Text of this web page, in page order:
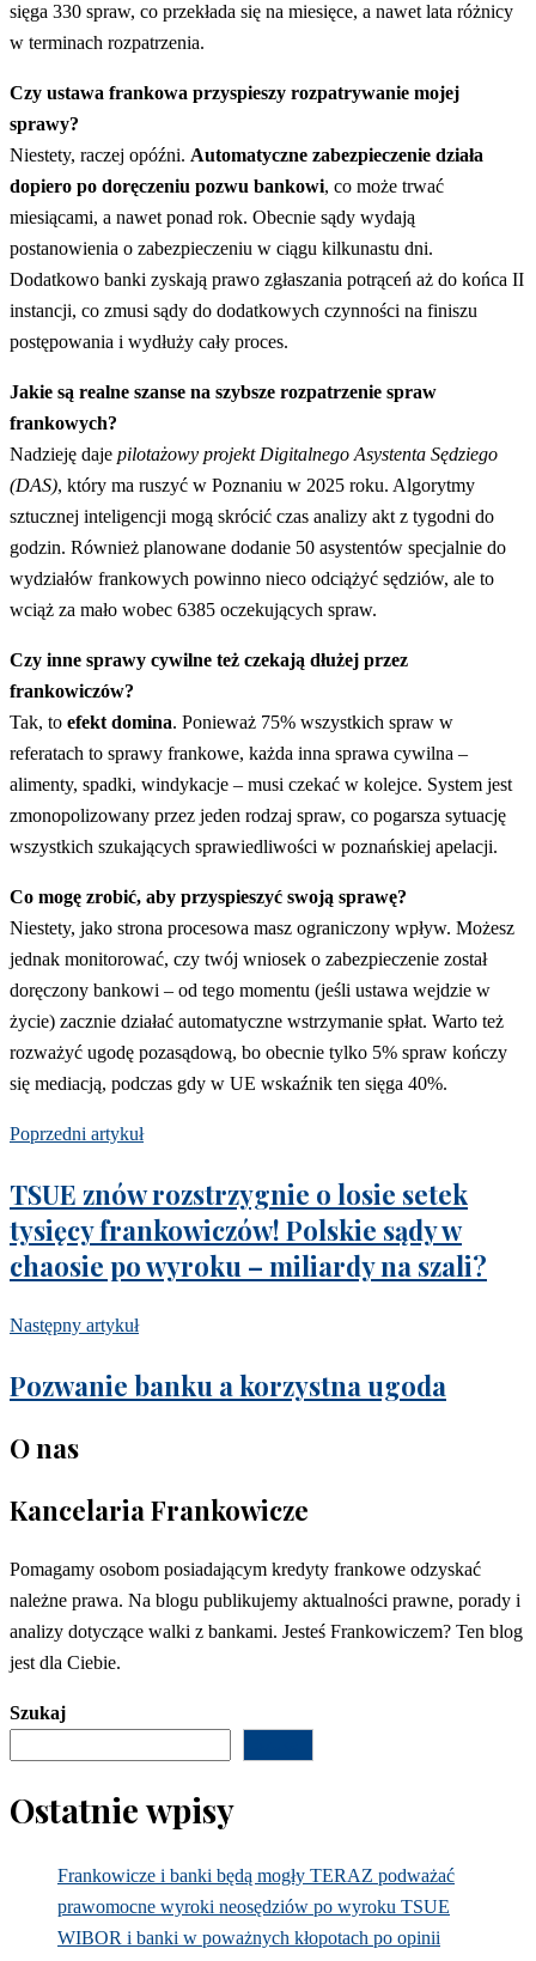
sięga 330 spraw, co przekłada się na miesięce, a nawet lata różnicy
w terminach rozpatrzenia.
Czy ustawa frankowa przyspieszy rozpatrywanie mojej
sprawy?
Niestety, raczej opóźni. Automatyczne zabezpieczenie działa
dopiero po doręczeniu pozwu bankowi, co może trwać
miesiącami, a nawet ponad rok. Obecnie sądy wydają
postanowienia o zabezpieczeniu w ciągu kilkunastu dni.
Dodatkowo banki zyskają prawo zgłaszania potrąceń aż do końca II
instancji, co zmusi sądy do dodatkowych czynności na finiszu
postępowania i wydłuży cały proces.
Jakie są realne szanse na szybsze rozpatrzenie spraw
frankowych?
Nadzieję daje pilotażowy projekt Digitalnego Asystenta Sędziego
(DAS), który ma ruszyć w Poznaniu w 2025 roku. Algorytmy
sztucznej inteligencji mogą skrócić czas analizy akt z tygodni do
godzin. Również planowane dodanie 50 asystentów specjalnie do
wydziałów frankowych powinno nieco odciążyć sędziów, ale to
wciąż za mało wobec 6385 oczekujących spraw.
Czy inne sprawy cywilne też czekają dłużej przez
frankowiczów?
Tak, to efekt domina. Ponieważ 75% wszystkich spraw w
referatach to sprawy frankowe, każda inna sprawa cywilna –
alimenty, spadki, windykacje – musi czekać w kolejce. System jest
zmonopolizowany przez jeden rodzaj spraw, co pogarsza sytuację
wszystkich szukających sprawiedliwości w poznańskiej apelacji.
Co mogę zrobić, aby przyspieszyć swoją sprawę?
Niestety, jako strona procesowa masz ograniczony wpływ. Możesz
jednak monitorować, czy twój wniosek o zabezpieczenie został
doręczony bankowi – od tego momentu (jeśli ustawa wejdzie w
życie) zacznie działać automatyczne wstrzymanie spłat. Warto też
rozważyć ugodę pozasądową, bo obecnie tylko 5% spraw kończy
się mediacją, podczas gdy w UE wskaźnik ten sięga 40%.
Poprzedni artykuł
TSUE znów rozstrzygnie o losie setek
tysięcy frankowiczów! Polskie sądy w
chaosie po wyroku – miliardy na szali?
Następny artykuł
Pozwanie banku a korzystna ugoda
O nas
Kancelaria Frankowicze
Pomagamy osobom posiadającym kredyty frankowe odzyskać
należne prawa. Na blogu publikujemy aktualności prawne, porady i
analizy dotyczące walki z bankami. Jesteś Frankowiczem? Ten blog
jest dla Ciebie.
Szukaj
Ostatnie wpisy
Frankowicze i banki będą mogły TERAZ podważać
prawomocne wyroki neosędziów po wyroku TSUE
WIBOR i banki w poważnych kłopotach po opinii